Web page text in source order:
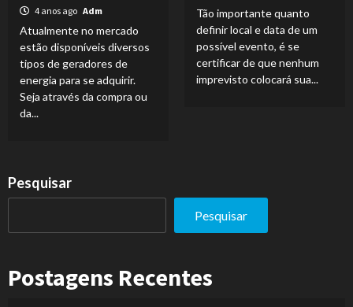
4 anos ago Adm
Atualmente no mercado
estão disponíveis diversos
tipos de geradores de
energia para se adquirir.
Seja através da compra ou
da...
Tão importante quanto
definir local e data de um
possível evento, é se
certificar de que nenhum
imprevisto colocará sua...
Pesquisar
Pesquisar
Postagens Recentes